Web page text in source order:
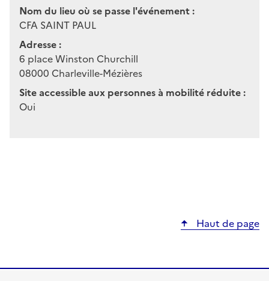
Nom du lieu où se passe l'événement :
CFA SAINT PAUL
Adresse :
6 place Winston Churchill
08000 Charleville-Mézières
Site accessible aux personnes à mobilité réduite :
Oui
Haut de page